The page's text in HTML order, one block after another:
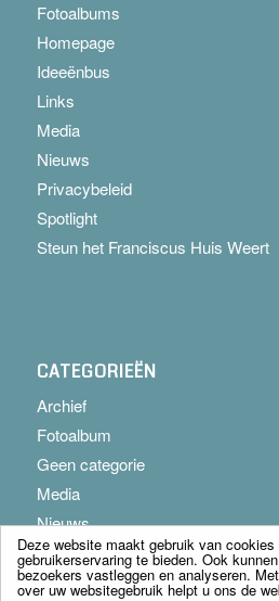
Fotoalbums
Homepage
Ideeënbus
Links
Media
Nieuws
Privacybeleid
Spotlight
Steun het Franciscus Huis Weert
CATEGORIEËN
Archief
Fotoalbum
Geen categorie
Media
Nieuws
Deze website maakt gebruik van
gebruikerservaring te bieden. Ook
bezoekers vastleggen en analyseren.
over uw websitegebruik helpt u ons de